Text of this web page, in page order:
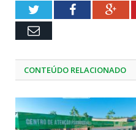
TwitterFacebook
Email
CONTEÚDO RELACIONADO